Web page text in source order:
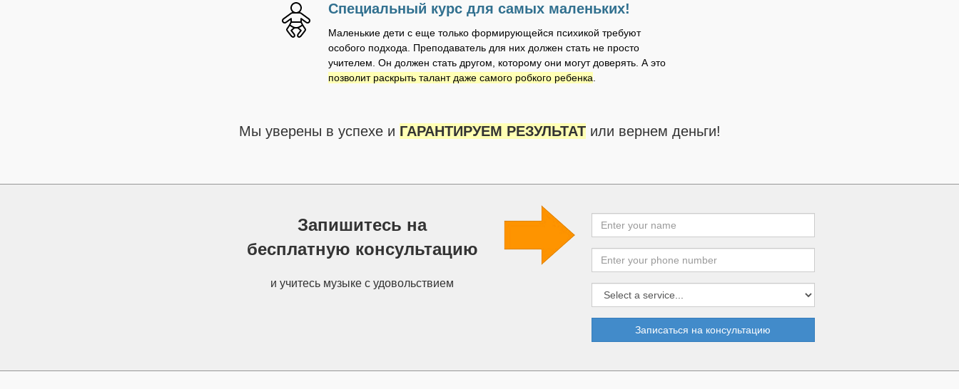
Специальный курс для самых маленьких!
Маленькие дети с еще только формирующейся психикой требуют
особого подхода. Преподаватель для них должен стать не просто
учителем. Он должен стать другом, которому они могут доверять. А это
позволит раскрыть талант даже самого робкого ребенка
Мы уверены в успехе и ГАРАНТИРУЕМ РЕЗУЛЬТАТили вернем деньги!
Запишитесь на
бесплатную консультацию
и учитесь музыке с удовольствием
Записаться на консультацию